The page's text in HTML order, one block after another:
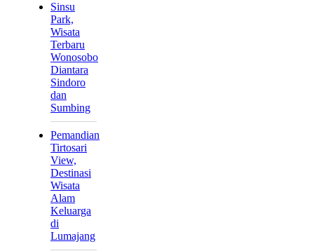
Sinsu
Park,
Wisata
Terbaru
Wonosobo
Diantara
Sindoro
dan
Sumbing
Pemandian
Tirtosari
View,
Destinasi
Wisata
Alam
Keluarga
di
Lumajang